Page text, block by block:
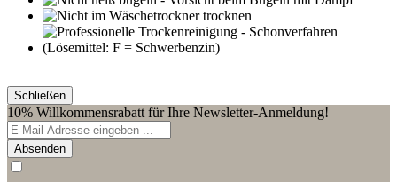
Schließen
10% Willkommensrabatt für Ihre Newsletter-Anmeldung!
Absenden